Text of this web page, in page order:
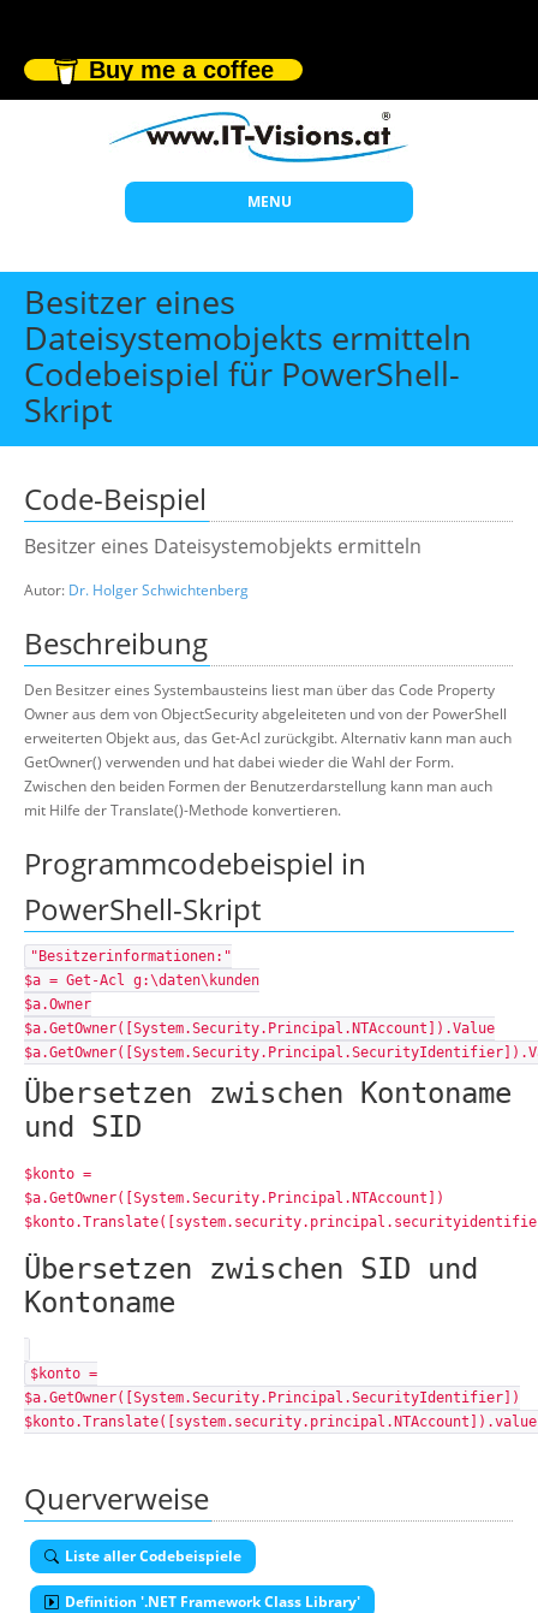
Buy me a coffee
MENU
Start
Themen
Beratung
Offene Seminare
Wissen
Über uns
Besitzer eines
Dateisystemobjekts ermitteln
Codebeispiel für PowerShell-
Skript
Code-Beispiel
Besitzer eines Dateisystemobjekts ermitteln
Autor: Dr. Holger Schwichtenberg
Beschreibung
Den Besitzer eines Systembausteins liest man über das Code Property
Owner aus dem von ObjectSecurity abgeleiteten und von der PowerShell
erweiterten Objekt aus, das Get-Acl zurückgibt. Alternativ kann man auch
GetOwner() verwenden und hat dabei wieder die Wahl der Form.
Zwischen den beiden Formen der Benutzerdarstellung kann man auch
mit Hilfe der Translate()-Methode konvertieren.
Programmcodebeispiel in
PowerShell-Skript
"Besitzerinformationen:"
$a = Get-Acl g:\daten\kunden
$a.Owner
$a.GetOwner([System.Security.Principal.NTAccount]).Value
Übersetzen zwischen Kontoname
und SID
$konto =
$a.GetOwner([System.Security.Principal.NTAccount])
Übersetzen zwischen SID und
Kontoname
$konto =
$a.GetOwner([System.Security.Principal.SecurityIdentifier])
$konto.Translate([system.security.principal.NTAccount]).value
Querverweise
Liste aller Codebeispiele
Definition '.NET Framework Class Library'